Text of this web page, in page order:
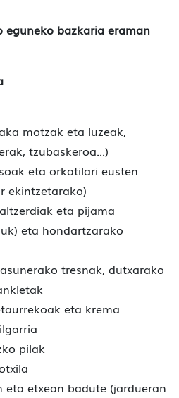
eguneko bazkaria eraman
motzak eta luzeak,
tzubaskeroa...)
eta orkatilari eusten
ekintzetarako)
eta pijama
eta hondartzarako
tresnak, dutxarako
eta krema
pilak
eta etxean badute (jardueran